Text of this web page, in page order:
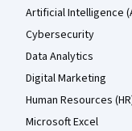
Artificial Intelligence
Cybersecurity
Data Analytics
Digital Marketing
Human Resources
Microsoft Excel